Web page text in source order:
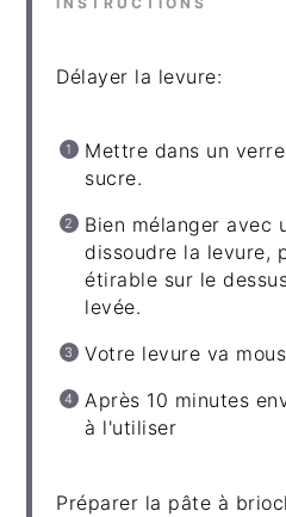
Délayer la levure:
Mettre dans un
sucre.
Bien mélanger avec
dissoudre la levure,
étirable sur le
levée.
Votre levure va
Après 10 minutes
à l'utiliser
Préparer la pâte à